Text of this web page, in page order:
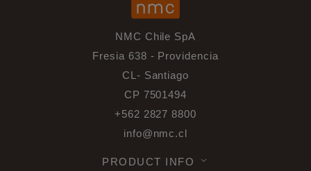
NMC Chile SpA
Fresia 638 - Providencia
CL- Santiago
CP 7501494
+562 2827 8800
info@nmc.cl
PRODUCT INFO